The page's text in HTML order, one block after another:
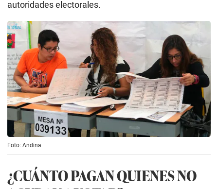
autoridades electorales.
Foto: Andina
¿CUÁNTO PAGAN QUIENES NO